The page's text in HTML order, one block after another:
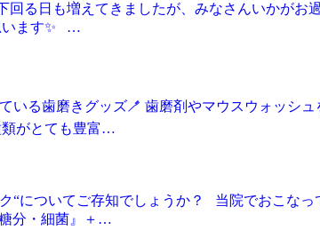
る日も増えてきましたが、みなさんいかが
います✨ …
る歯磨きグッズ🪥 歯磨剤やマウスウォッシ
がとても豊富…
についてご存知でしょうか？ 当院でおこなっ
分・細菌』＋…